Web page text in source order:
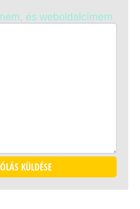
és weboldalcímem
a következő